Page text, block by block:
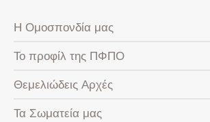
Η Ομοσπονδία μας
Το προφίλ της ΠΦΠΟ
Θεμελιώδεις Αρχές
Τα Σωματεία μας